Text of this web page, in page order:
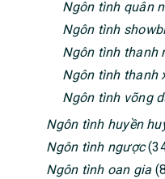
Ngôn tình quân
Ngôn tình
Ngôn tình thanh
Ngôn tình thanh
Ngôn tình võng
Ngôn tình huyền
Ngôn tình ngược
Ngôn tình oan gia